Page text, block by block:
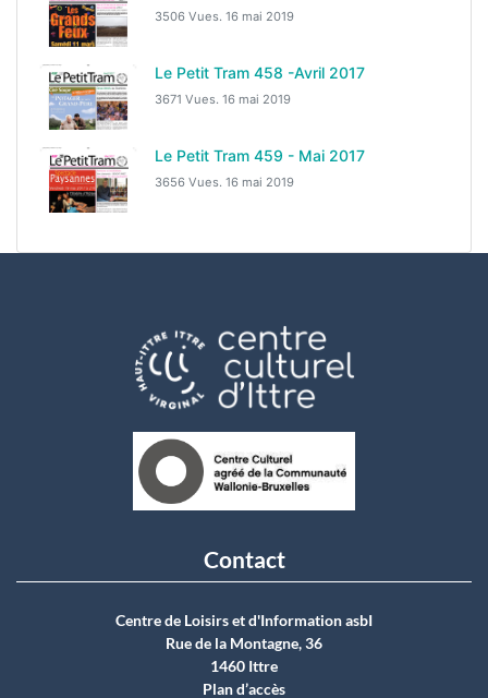
3506 Vues. 16 mai 2019
Le Petit Tram 458 -Avril 2017
3671 Vues. 16 mai 2019
Le Petit Tram 459 - Mai 2017
3656 Vues. 16 mai 2019
Contact
Centre de Loisirs et d'Information asbI
Rue de la Montagne, 36
1460 Ittre
Plan d’accès